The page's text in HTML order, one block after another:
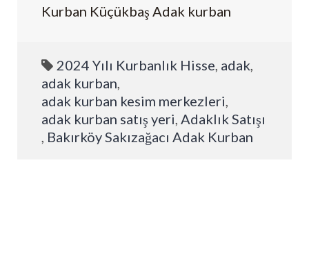
Kurban Küçükbaş Adak kurban
2024 Yılı Kurbanlık Hisse, adak,
adak kurban,
adak kurban kesim merkezleri,
adak kurban satış yeri,Adaklık Satışı
, Bakırköy Sakızağacı Adak Kurban